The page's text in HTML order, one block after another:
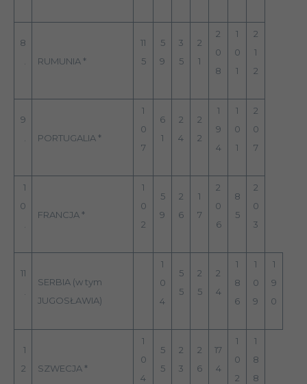
8
RUMUNIA *
11
5
5
9
3
5
2
1
2
0
8
1
0
1
2
1
2
9
PORTUGALIA *
1
0
7
6
1
2
4
2
2
1
9
4
1
0
1
2
0
7
1
0
FRANCJA *
1
0
2
5
9
2
6
1
7
2
0
6
8
5
2
0
3
11
SERBIA (w tym
JUGOSŁAWIA)
1
0
4
5
5
2
5
2
4
1
8
6
1
0
9
1
9
0
1
2
SZWECJA *
1
0
4
5
5
2
3
2
6
17
4
1
0
2
1
8
8